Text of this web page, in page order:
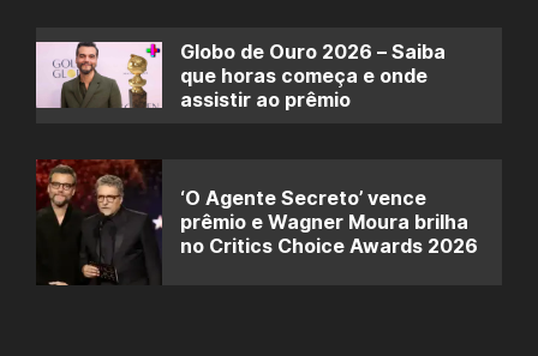
Globo de Ouro 2026 – Saiba
que horas começa e onde
assistir ao prêmio
‘O Agente Secreto’ vence
prêmio e Wagner Moura brilha
no Critics Choice Awards 2026